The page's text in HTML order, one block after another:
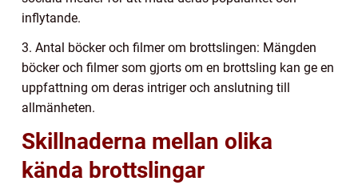
inflytande.
3. Antal böcker och filmer om brottslingen: Mängden
böcker och filmer som gjorts om en brottsling kan ge en
uppfattning om deras intriger och anslutning till
allmänheten.
Skillnaderna mellan olika
kända brottslingar